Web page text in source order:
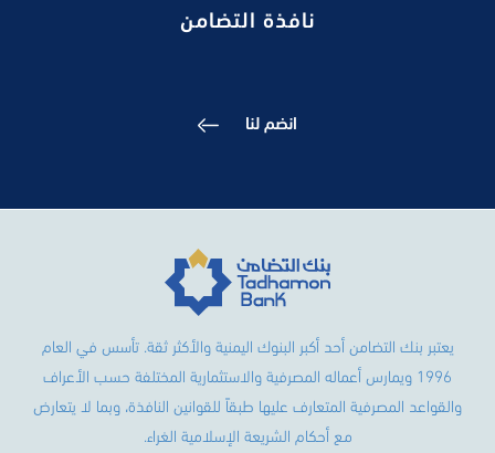
نافذة التضامن
انضم لنا
يعتبر بنك التضامن أحد أكبر البنوك اليمنية والأكثر ثقة. تأسس في العام
1996 ويمارس أعماله المصرفية والاستثمارية المختلفة حسب الأعراف
والقواعد المصرفية المتعارف عليها طبقاً للقوانين النافذة، وبما لا يتعارض
مع أحكام الشريعة الإسلامية الغراء.